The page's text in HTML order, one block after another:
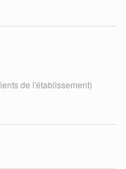
de l'établissement)